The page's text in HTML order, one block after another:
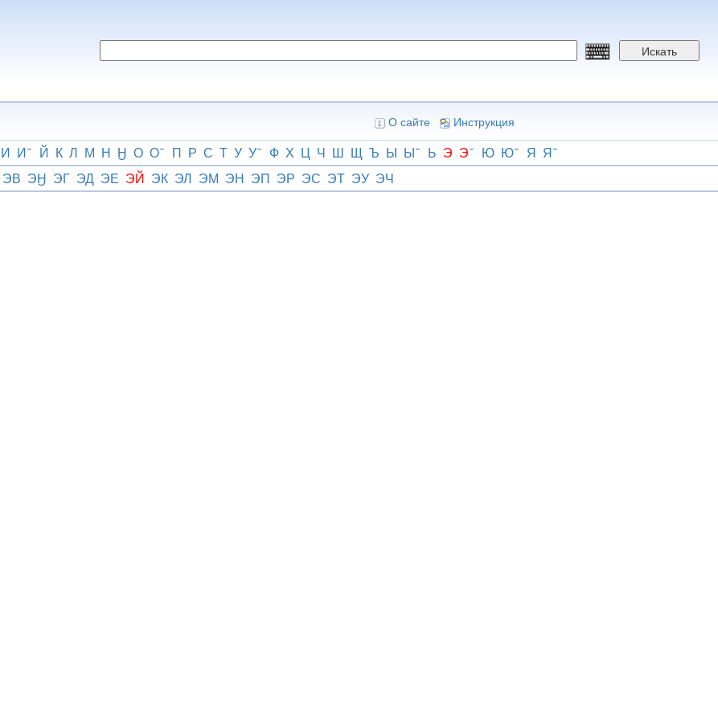
Искать
О сайте Инструкция
И И Й К Л М Н Ӈ О О П Р С Т У У Ф Х Ц Ч Ш Щ Ъ Ы Ы Ь Э Э Ю Ю Я Я
ЭВ ЭӇ ЭГ ЭД ЭЕ ЭЙ ЭК ЭЛ ЭМ ЭН ЭП ЭР ЭС ЭТ ЭУ ЭЧ